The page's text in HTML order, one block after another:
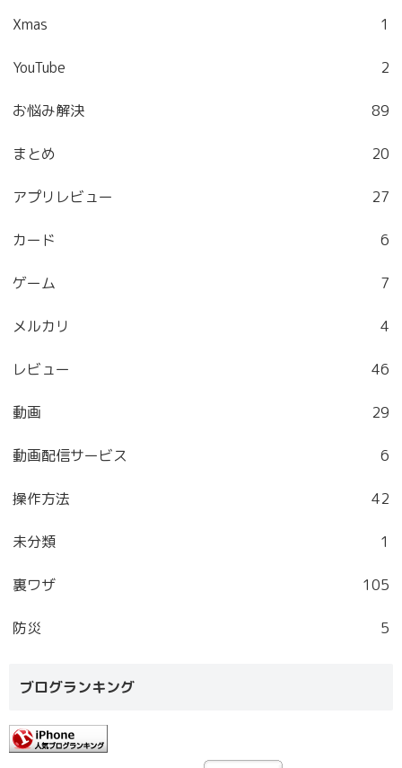
Xmas 1
YouTube 2
お悩み解決 89
まとめ 20
アプリレビュー 27
カード 6
ゲーム 7
メルカリ 4
レビュー 46
動画 29
動画配信サービス 6
操作方法 42
未分類 1
裏ワザ 105
防災 5
ブログランキング